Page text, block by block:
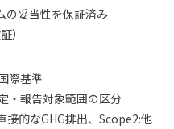
の妥当性を保証済み
）
際基準
・報告対象範囲の区分
接的なGHG排出、Scope2:他